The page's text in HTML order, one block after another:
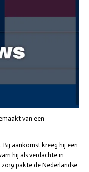
van een
Bij aankomst kreeg hij een
hij als verdachte in
pakte de Nederlandse